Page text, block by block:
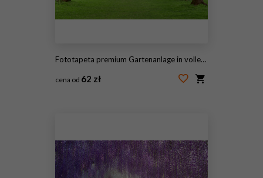
Fototapeta premium Gartenanlage in voller Blütenpracht
cena od 62 zł